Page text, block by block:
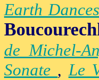
Earth Dances
de Michel-
Sonate ,Le